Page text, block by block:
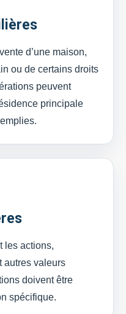
d’une maison,
ou de certains droits
peuvent
principale
les actions,
autres valeurs
doivent être
spécifique.